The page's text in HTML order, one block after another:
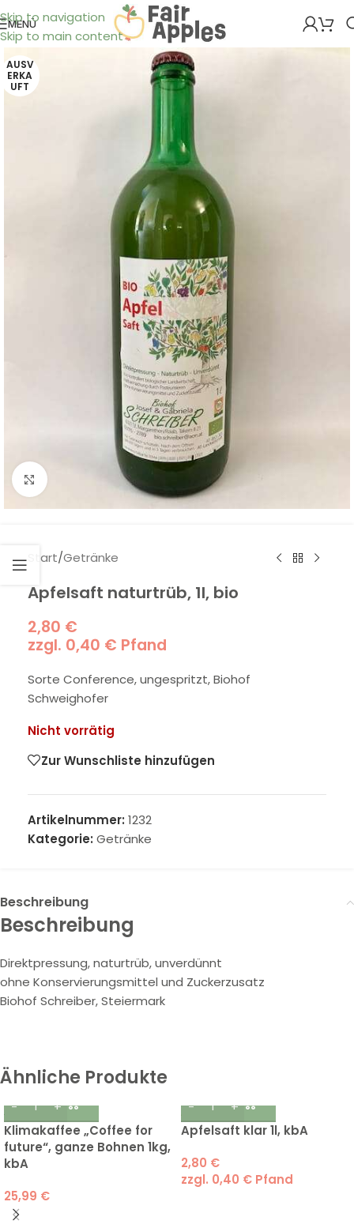
Skip to navigation
Skip to main content
MENÜ
AUSV
ERKA
UFT
Klick zum Vergrößern
Start/Getränke
Apfelsaft naturtrüb, 1l, bio
2,80 €
zzgl. 0,40 € Pfand
Sorte Conference, ungespritzt, Biohof
Schweighofer
Nicht vorrätig
Zur Wunschliste hinzufügen
Artikelnummer: 1232
Kategorie: Getränke
Beschreibung
Beschreibung
Direktpressung, naturtrüb, unverdünnt
ohne Konservierungsmittel und Zuckerzusatz
Biohof Schreiber, Steiermark
Ähnliche Produkte
Klimakaffee „Coffee for
future“, ganze Bohnen 1kg,
kbA
25,99 €
Apfelsaft klar 1l, kbA
2,80 €
zzgl. 0,40 € Pfand